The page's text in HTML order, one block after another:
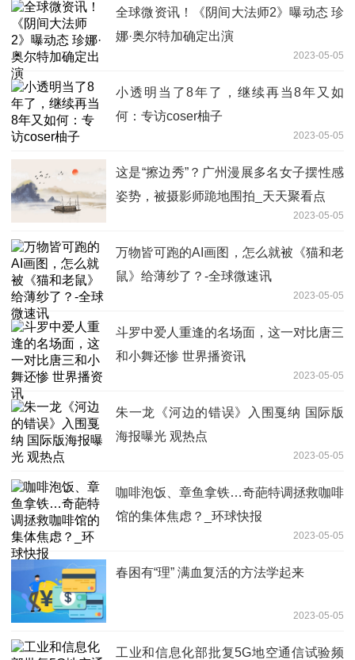
全球微资讯！《阴间大法师2》曝动态 珍
娜·奥尔特加确定出演
2023-05-05
小透明当了8年了，继续再当8年又如
何：专访coser柚子
2023-05-05
这是“擦边秀”？广州漫展多名女子摆性感
姿势，被摄影师跪地围拍_天天聚看点
2023-05-05
万物皆可跑的AI画图，怎么就被《猫和老
鼠》给薄纱了？-全球微速讯
2023-05-05
斗罗中爱人重逢的名场面，这一对比唐三
和小舞还惨 世界播资讯
2023-05-05
朱一龙《河边的错误》入围戛纳 国际版
海报曝光 观热点
2023-05-05
咖啡泡饭、章鱼拿铁…奇葩特调拯救咖啡
馆的集体焦虑？_环球快报
2023-05-05
春困有“理” 满血复活的方法学起来
2023-05-05
工业和信息化部批复5G地空通信试验频